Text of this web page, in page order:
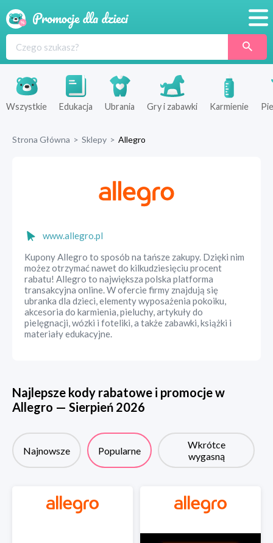
Produkty
Sklepy
Wszystkie Edukacja Ubrania Gry i zabawki Karmienie
Strona Główna > Sklepy > Allegro
www.allegro.pl
Kupony Allegro to sposób na tańsze zakupy. Dzięki nim
możez otrzymać nawet do kilkudziesięciu procent
rabatu! Allegro to największa polska platforma
transakcyjna online. W ofercie firmy znajdują się
ubranka dla dzieci, elementy wyposażenia pokoiku,
akcesoria do karmienia, pieluchy, artykuły do
pielęgnacji, wózki i foteliki, a także zabawki, książki i
materiały edukacyjne.
Najlepsze kody rabatowe i promocje w
Allegro — Sierpień 2026
Najnowsze Popularne
Wkrótce
wygasną